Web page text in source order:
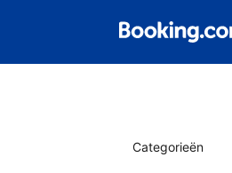
Categorieën